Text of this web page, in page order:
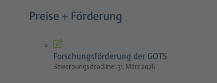
Preise + Förderung
Forschungsförderung der GOTS
Bewerbungsdeadline: 31. März 2026